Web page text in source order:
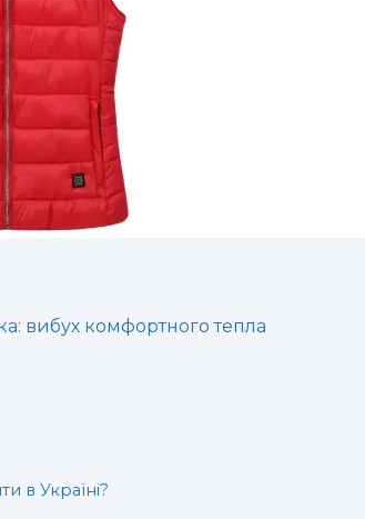
вибух комфортного тепла
в Україні?